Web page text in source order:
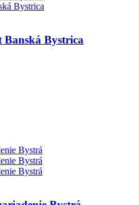
Bystrica